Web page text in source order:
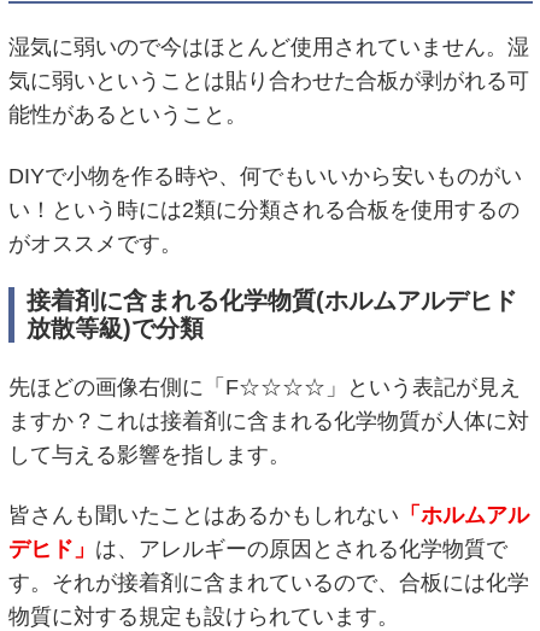
湿気に弱いので今はほとんど使用されていません。湿
気に弱いということは貼り合わせた合板が剥がれる可
能性があるということ。
DIYで小物を作る時や、何でもいいから安いものがい
い！という時には2類に分類される合板を使用するの
がオススメです。
接着剤に含まれる化学物質(ホルムアルデヒド
放散等級)で分類
先ほどの画像右側に「F☆☆☆☆」という表記が見え
ますか？これは接着剤に含まれる化学物質が人体に対
して与える影響を指します。
皆さんも聞いたことはあるかもしれない 「ホルムアル
デヒド」 は、アレルギーの原因とされる化学物質で
す。それが接着剤に含まれているので、合板には化学
物質に対する規定も設けられています。